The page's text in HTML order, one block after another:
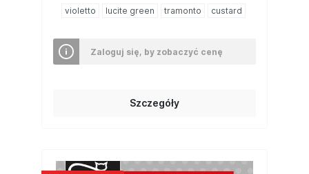
violetto lucite green tramonto custard
Zaloguj się, by zobaczyć cenę
Szczegóły